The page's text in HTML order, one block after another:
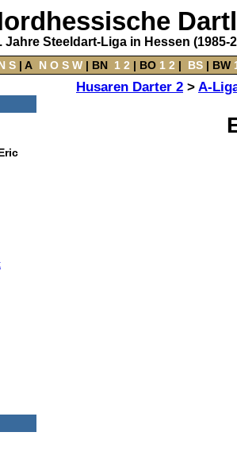
Jahre Steeldart-Liga in Hessen (1985-
S‌ | A‌ N O S W‌ | BN‌ 1 2 | BO‌ 1 2 | BS| BW‌
Husaren Darter 2 > A-